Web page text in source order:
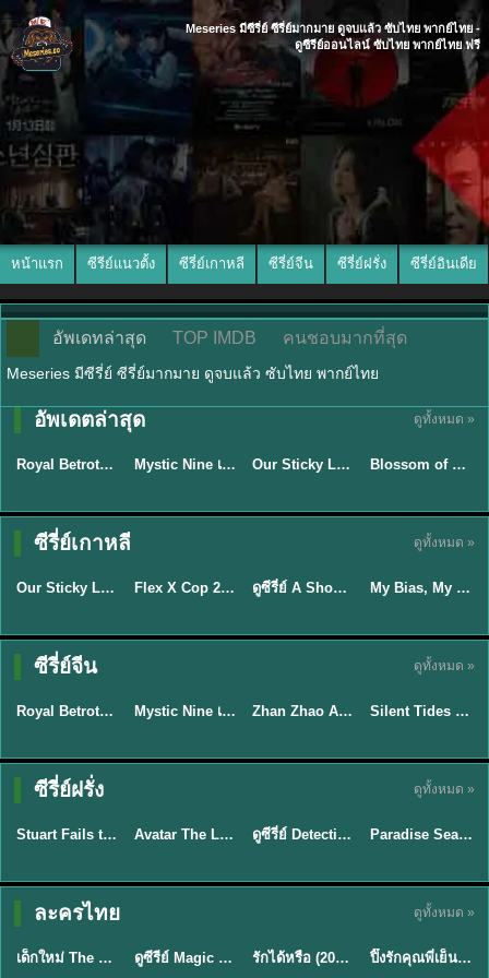
Meseries มีซีรี่ย์ ซีรี่ย์มากมาย ดูจบแล้ว ซับไทย พากย์ไทย -
ดูซีรีย์ออนไลน์ ซับไทย พากย์ไทย ฟรี
หน้าแรก ซีรีย์แนวตั้ง ซีรี่ย์เกาหลี ซีรี่ย์จีน ซีรี่ย์ฝรั่ง ซีรี่ย์อินเดีย
อัพเดทล่าสุด TOP IMDB คนชอบมากที่สุด
Meseries มีซีรี่ย์ ซีรี่ย์มากมาย ดูจบแล้ว ซับไทย พากย์ไทย
อัพเดตล่าสุด ดูทั้งหมด »
★9
ซับไทย
Royal Betrothal (2026) สัญญาวิวาห์แห่งราชวงศ์ พากย์ไทย ซับไทย EP1-32 ★9
พากย์ไทย/ซับ
Mystic Nine เก้าสกุล (2026) พากย์ไทย ซับไทย EP.1-30 ★6 Our Sticky Love รักติดหนึบ (2026) พากย์ไทย ซับไทย EP.1-12
ซับไทย
Blossom of Power (2026) บุหงาซ่อนคม พากย์ไทย ซับไทย EP1-36
ซีรี่ย์เกาหลี ดูทั้งหมด »
★6
ซับไทย
Our Sticky Love รักติดหนึบ (2026) พากย์ไทย ซับไทย EP.1-12 ★8 Flex X Cop 2 คุณชายสายสืบ ซีซั่น 2 (2026) พากย์ไทย ซับไทย EP.1-14 ★8 EP.16ดูซีรี่ย์ A Shop for Killers 2 ร้านลับนักฆ่า ซีซัน 2 (2026) ซับไทย-พากย์ไทย
ซับไทย
My Bias, My Boss เมื่อเมนฉันเป็นประธานบริษัท (2026) พากย์ไทย ซับไทย EP.1-12
ซีรี่ย์จีน ดูทั้งหมด »
★9
ซับไทย
Royal Betrothal (2026) สัญญาวิวาห์แห่งราชวงศ์ พากย์ไทย ซับไทย EP1-32 ★9 Mystic Nine เก้าสกุล (2026) พากย์ไทย ซับไทย EP.1-30 ★5 Zhan Zhao Adventures จั่นเจาตะลุยยุทธภพ (2026) พากย์ไทย ซับไทย EP.1-37 (จบ) ★9.5
พากย์ไทย
Silent Tides คลื่นลมลวง (2025) พากย์ไทย ซับไทย EP.1-31
ซีรี่ย์ฝรั่ง ดูทั้งหมด »
★9.3
พากย์ไทย
Stuart Fails to Save the Universe สจ๊วตล่มแผนกู้จักรวาล (2026) พากย์ไทย ซับไทย EP.1-10 ★7.8 EP.7Avatar The Last Airbender 2 เณรน้อยเจ้าอภินิหาร พากย์ไทย EP.9ดูซีรี่ย์ Detective Hole (2026) พากย์ไทย HD ฟรี อัปเดตล่าสุด Netflix EP.8
พากย์ไทย
Paradise Season 2 (2026) พากย์ไทย EP1-8 ดูซีรี่ย์ฝรั่ง HD ครบทุกตอน
ละครไทย ดูทั้งหมด »
★ 8 EP.6
พากย์ไทย
เด็กใหม่ The Reset 2026 EP1-6 พากย์ไทย ดูซีรี่ย์ Netflix ล่าสุด HD ดูซีรีย์ Magic Move (2026) ทำนายทายรัก Thai EP.1-10 HD รักได้หรือ (2026) YOUNG Let's Begin Again พากย์ไทย EP.1-19 ★8
พากย์ไทย
ปิ๊งรักคุณพี่เย็นชา (2026) Frozen Valentine EP.1-10 (จบ)